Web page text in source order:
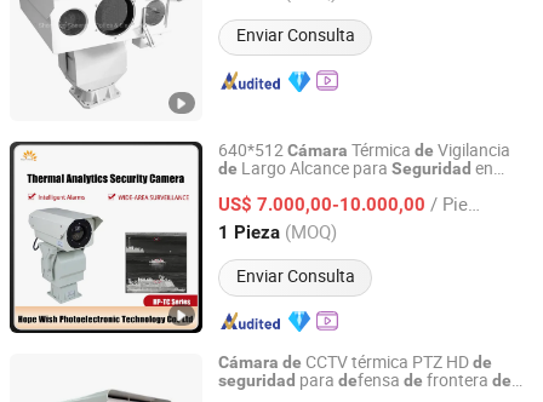
Enviar Consulta
Shandong, China Desde 2010
640*512Cámara Térmica de Vigilancia
de Largo Alcance para Seguridad en
US$ 7.000,00-10.000,00 / Pieza
1 Pieza (MOQ)
Enviar Consulta
Jinan Hope Wish Photoelectronic Technology Co., Ltd.
Shandong, China Desde 2015
Cámara de CCTV térmica PTZ HDde
seguridad para defensa de frontera de
Shandong Sheenrun Optics & Electronics Co., Ltd.